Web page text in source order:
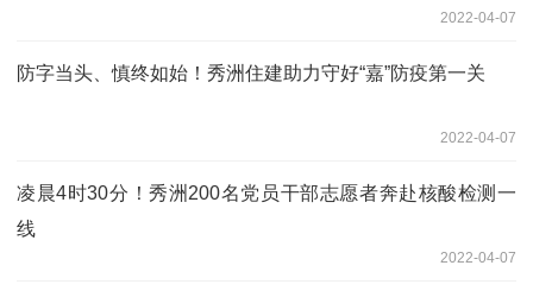
2022-04-07
防字当头、慎终如始！秀洲住建助力守好“嘉”防疫第一关
2022-04-07
凌晨4时30分！秀洲200名党员干部志愿者奔赴核酸检测一
线
2022-04-07